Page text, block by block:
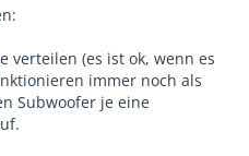
verteilen (es ist ok, wenn es
immer noch als
Subwoofer je eine